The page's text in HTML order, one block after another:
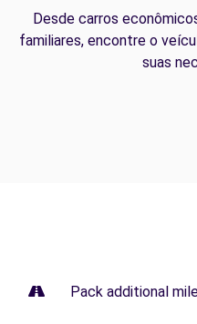
Desde carros
familiares, encontre o
suas
Pack additional